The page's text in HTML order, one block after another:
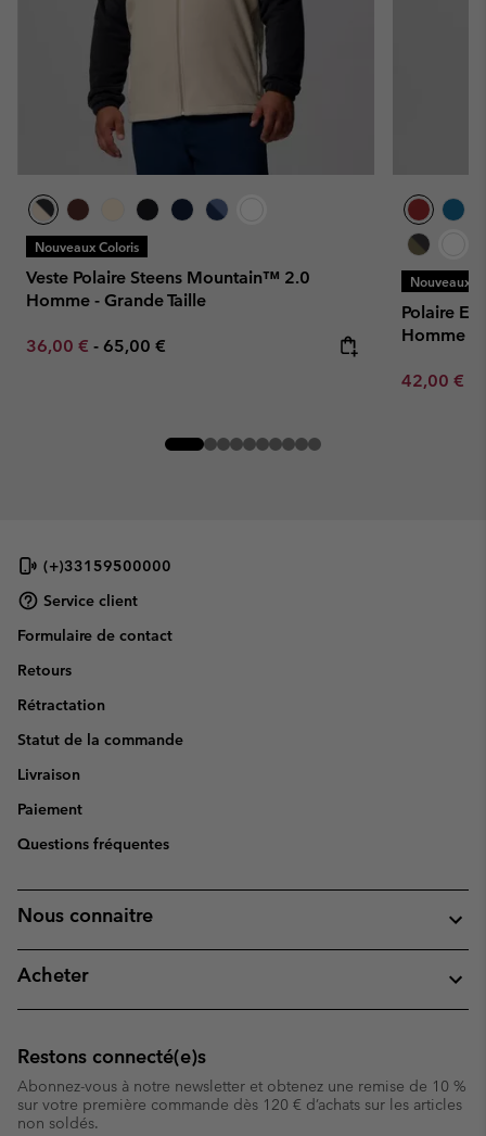
Nouveaux Coloris
Veste Polaire Steens Mountain™ 2.0
Homme - Grande Taille
Minimum sale price:
36,00 € - Maximum price:
65,00 €
Nouveaux
Polaire
Homme
Minimum
42,00 €
(+)33159500000
Service client
Formulaire de contact
Retours
Rétractation
Statut de la commande
Livraison
Paiement
Questions fréquentes
Nous connaitre
Acheter
Restons connecté(e)s
Abonnez-vous à notre newsletter et obtenez une remise de 10 %
sur votre première commande dès 120 € d’achats sur les articles
non soldés.